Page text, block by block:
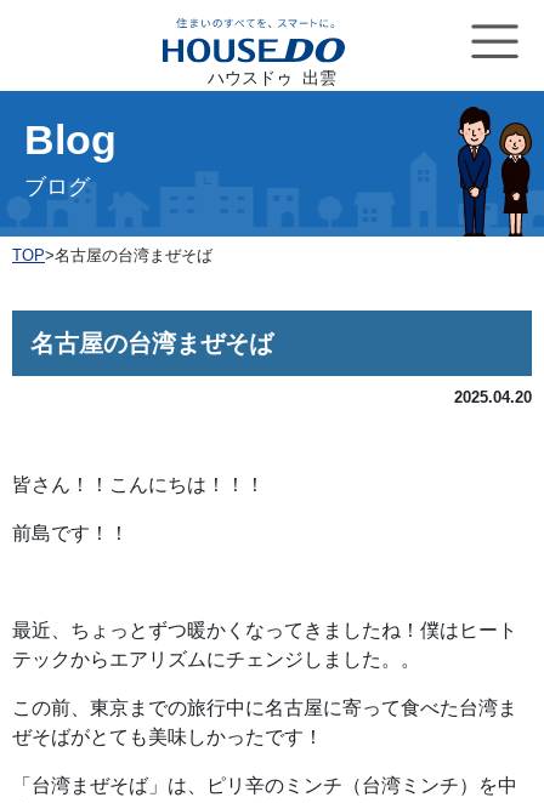
ハウスドゥ 出雲
Blog
ブログ
TOP>名古屋の台湾まぜそば
名古屋の台湾まぜそば
2025.04.20
皆さん！！こんにちは！！！
前島です！！
最近、ちょっとずつ暖かくなってきましたね！僕はヒート
テックからエアリズムにチェンジしました。。
この前、東京までの旅行中に名古屋に寄って食べた台湾ま
ぜそばがとても美味しかったです！
「台湾まぜそば」は、ピリ辛のミンチ（台湾ミンチ）を中